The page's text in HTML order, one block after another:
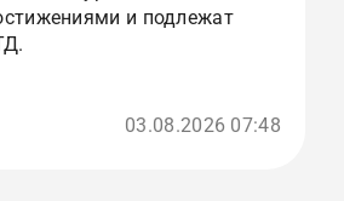
и подлежат
03.08.2026 07:48